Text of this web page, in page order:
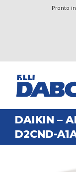
Pronto
DAIKIN –
D2CND-